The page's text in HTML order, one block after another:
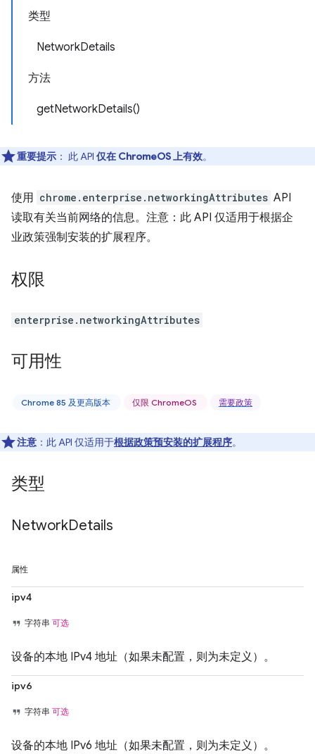
类型
NetworkDetails
方法
getNetworkDetails()
重要提示 ： 此 API 仅在 ChromeOS 上有效。
使用 chrome.enterprise.networkingAttributes API
读取有关当前网络的信息。注意：此 API 仅适用于根据企
业政策强制安装的扩展程序。
权限
enterprise.networkingAttributes
可用性
Chrome 85 及更高版本 仅限 ChromeOS 需要政策
注意 ：此 API 仅适用于根据政策预安装的扩展程序。
类型
NetworkDetails
属性
ipv4
字符串 可选
设备的本地 IPv4 地址（如果未配置，则为未定义）。
ipv6
字符串 可选
设备的本地 IPv6 地址（如果未配置，则为未定义）。